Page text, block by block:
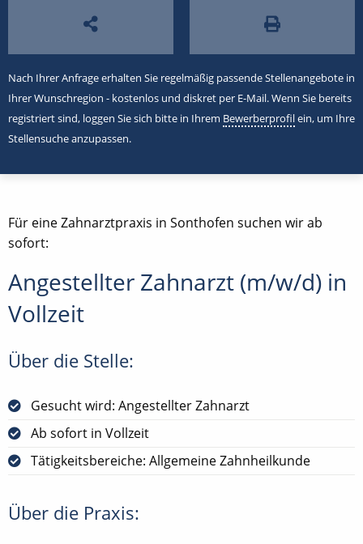
Nach Ihrer Anfrage erhalten Sie regelmäßig passende Stellenangebote in
Ihrer Wunschregion - kostenlos und diskret per E-Mail. Wenn Sie bereits
registriert sind, loggen Sie sich bitte in Ihrem Bewerberprofilein, um Ihre
Stellensuche anzupassen.
Für eine Zahnarztpraxis in Sonthofen suchen wir ab
sofort:
Angestellter Zahnarzt (m/w/d) in
Vollzeit
Über die Stelle:
Gesucht wird: Angestellter Zahnarzt
Ab sofort in Vollzeit
Tätigkeitsbereiche: Allgemeine Zahnheilkunde
Über die Praxis: